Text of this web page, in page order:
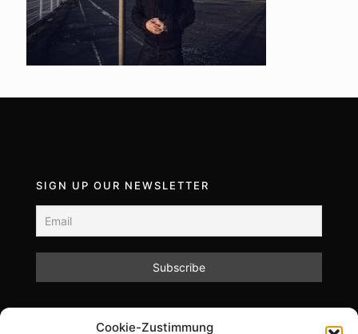
Cookie-Zustimmung
SIGN UP OUR NEWSLETTER
unsere Datenschutzrichtlinien.